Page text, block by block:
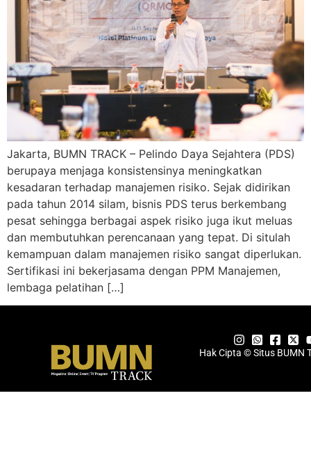
Jakarta, BUMN TRACK – Pelindo Daya Sejahtera (PDS)
berupaya menjaga konsistensinya meningkatkan
kesadaran terhadap manajemen risiko. Sejak didirikan
pada tahun 2014 silam, bisnis PDS terus berkembang
pesat sehingga berbagai aspek risiko juga ikut meluas
dan membutuhkan perencanaan yang tepat. Di situlah
kemampuan dalam manajemen risiko sangat diperlukan.
Sertifikasi ini bekerjasama dengan PPM Manajemen,
lembaga pelatihan […]
Hak Cipta © Situs BUMN